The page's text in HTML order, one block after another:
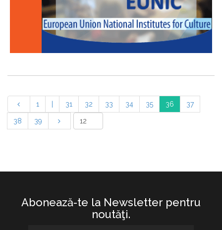
1 31 32 33 34 35 36 37
38 39
Abonează-te la Newsletter pentru
noutăţi.